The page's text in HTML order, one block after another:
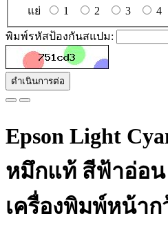
แย่ 1 2 3 4
พิมพ์รหัสป้องกันสแปม:
ดำเนินการต่อ
Epson Light
หมึกแท้ สีฟ้าอ่อ
เครื่องพิมพ์หน้าก